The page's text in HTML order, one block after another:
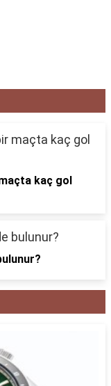
kaç gol